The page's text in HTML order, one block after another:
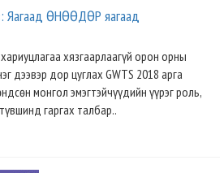
Яагаад ӨНӨӨДӨР яагаад
хязгаарлаагүй орон орны
дээвэр дор цуглах GWTS 2018 арга
монгол эмэгтэйчүүдийн үүрэг роль,
гаргах талбар..